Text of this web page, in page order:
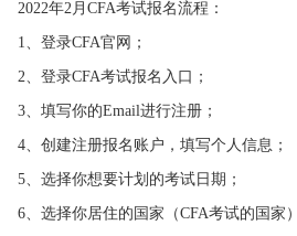
2022年2月CFA考试报名流程：
1、登录CFA官网；
2、登录CFA考试报名入口；
3、填写你的Email进行注册；
4、创建注册报名账户，填写个人信息；
5、选择你想要计划的考试日期；
6、选择你居住的国家（CFA考试的国家）